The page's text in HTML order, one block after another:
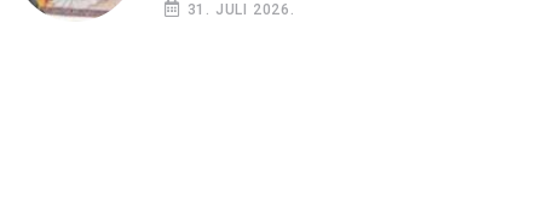
31. JULI 2026.